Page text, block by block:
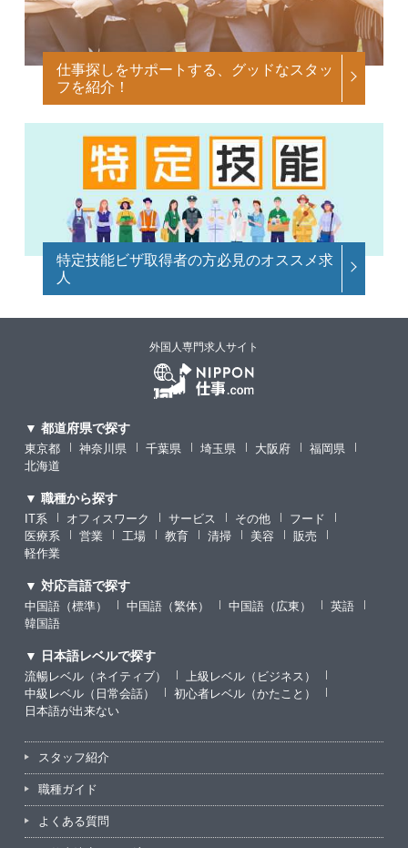
仕事探しをサポートする、グッドなスタッ
フを紹介！
特定技能ビザ取得者の方必見のオススメ求
人
外国人専門求人サイト
▼ 都道府県で探す
東京都 神奈川県 千葉県 埼玉県 大阪府
福岡県
北海道
▼ 職種から探す
IT系 オフィスワーク サービス その他
フード
医療系
営業 工場 教育 清掃 美容
販売
軽作業
▼ 対応言語で探す
中国語（標準） 中国語（繁体） 中国語（広東）
英語
韓国語
▼ 日本語レベルで探す
流暢レベル（ネイティブ）
上級レベル（ビジネス）
中級レベル（日常会話）
初心者レベル（かたこと）
日本語が出来ない
スタッフ紹介
職種ガイド
よくある質問